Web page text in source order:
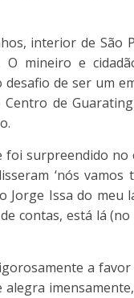
interior de São
mineiro e
de ser um
Centro de
surpreendido no
‘nós vamos
Jorge Issa do meu
contas, está lá
a
alegra